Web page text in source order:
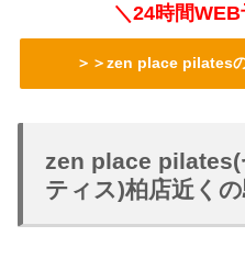
＼24時間
＞＞zen place pilates
zen place pilates(
ティス)柏店近く